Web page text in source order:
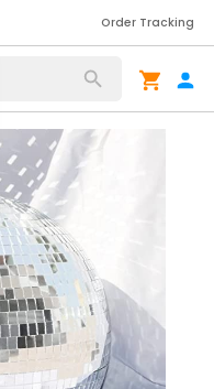
Order Tracking